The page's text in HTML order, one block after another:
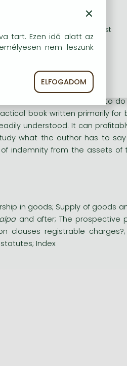
retention of title clauses to
book written primarily for
understood. It can profitably
retention of title clauses to
book written primarily for
understood. It can
what the author has to
indemnity from the assets
in goods; Supply of goods
and after; The prospective
clauses registrable
Index
×
tart. Ezen idő alatt az
nem leszünk
ELFOGADOM
teljesebb körű szolgáltatást